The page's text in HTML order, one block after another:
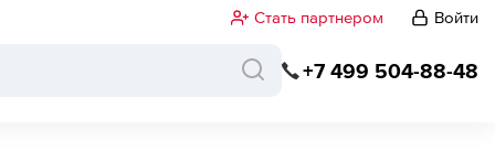
Стать партнером Войти
+7 499 504-88-48